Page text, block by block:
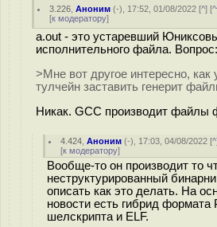
3.226 ,Аноним (-), 17:52, 01/08/2022 [^] [
[к модератору]
a.out - это устаревший
исполнительного файла.
>Мне вот другое интересно,
тулчейн заставить генерит
Никак. GCC производит
4.424 ,Аноним (-), 17:03, 04/08/2022 [^
[к модератору]
Вообще-то он производит то
неструктурированный
описать как это делать. На
новости есть гибрид формата
шелскрипта и ELF.